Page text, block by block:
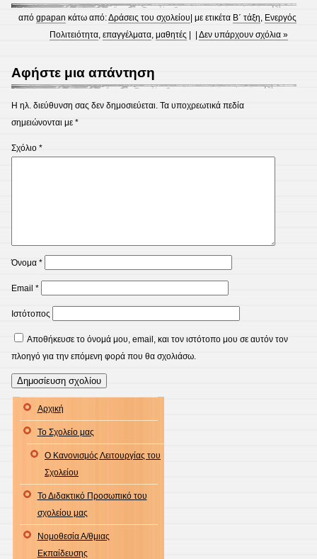
απόgpapan κάτω από:Δράσεις του σχολείου | με ετικέτα Β΄ τάξη, Ενεργός
Πολιτειότητα,επαγγέλματα,μαθητές | |Δεν υπάρχουν σχόλια »
Αφήστε μια απάντηση
Η ηλ. διεύθυνση σας δεν δημοσιεύεται. Τα υποχρεωτικά πεδία
σημειώνονται με *
Σχόλιο *
Όνομα *
Email *
Ιστότοπος
Αποθήκευσε το όνομά μου, email, και τον ιστότοπο μου σε αυτόν τον
πλοηγό για την επόμενη φορά που θα σχολιάσω.
Αρχική
Το Σχολείο μας
Ο Κανονισμός Λειτουργίας του
Σχολείου
Το Διδακτικό Προσωπικό του
σχολείου μας
Νομοθεσία Α/θμιας
Εκπαίδευσης